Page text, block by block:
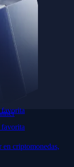
favorita
favorita
en criptomonedas,